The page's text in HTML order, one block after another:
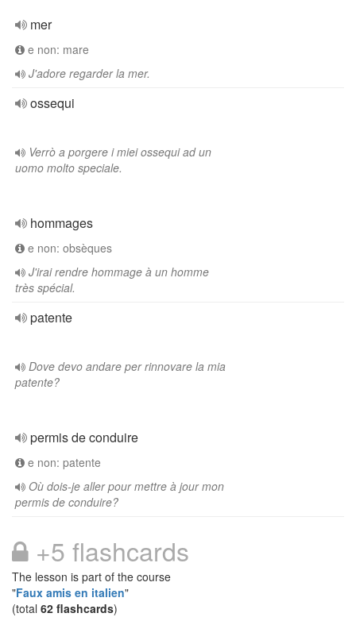
mer
e non: mare
J'adore regarder la mer.
ossequi
Verrò a porgere i miei ossequi ad un
uomo molto speciale.
hommages
e non: obsèques
J'irai rendre hommage à un homme
très spécial.
patente
Dove devo andare per rinnovare la mia
patente?
permis de conduire
e non: patente
Où dois-je aller pour mettre à jour mon
permis de conduire?
+5 flashcards
The lesson is part of the course
"Faux amis en italien"
(total 62 flashcards)